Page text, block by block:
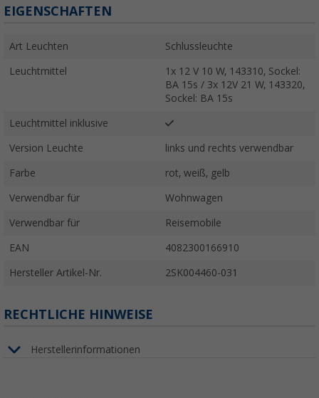
EIGENSCHAFTEN
Art Leuchten Schlussleuchte
Leuchtmittel
1x 12 V 10 W, 143310, Sockel:
BA 15s / 3x 12V 21 W, 143320,
Sockel: BA 15s
Leuchtmittel inklusive
Version Leuchte links und rechts verwendbar
Farbe rot, weiß, gelb
Verwendbar für Wohnwagen
Verwendbar für Reisemobile
EAN 4082300166910
Hersteller Artikel-Nr. 2SK004460-031
RECHTLICHE HINWEISE
Herstellerinformationen